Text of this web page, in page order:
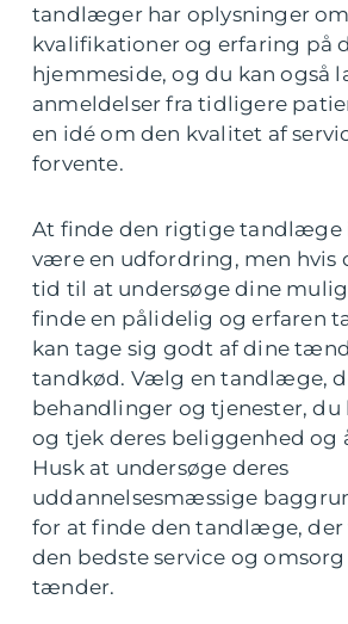
tandlæger har oplysninger
kvalifikationer og erfaring på
hjemmeside, og du kan også
anmeldelser fra tidligere
en idé om den kvalitet af
forvente.
At finde den rigtige tandlæge
være en udfordring, men hvis
tid til at undersøge dine
finde en pålidelig og erfaren
kan tage sig godt af dine
tandkød. Vælg en tandlæge,
behandlinger og tjenester, du
og tjek deres beliggenhed og
Husk at undersøge deres
uddannelsesmæssige
for at finde den tandlæge, der
den bedste service og
tænder.